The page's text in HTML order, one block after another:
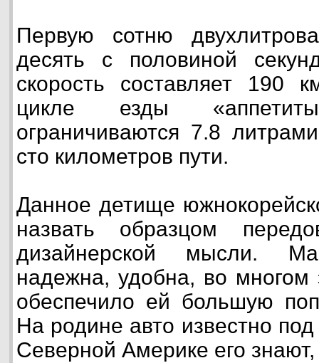
Первую сотню
десять с половиной
скорость составляет 190
цикле езды
ограничиваются 7.8
сто километров пути.
Данное детище
назвать образцом
дизайнерской мысли.
надежна, удобна, во многом
обеспечило ей большую
На родине авто известно
Северной Америке его знают,